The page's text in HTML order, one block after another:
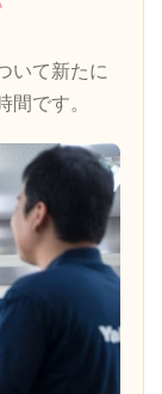
いて新たに
です。